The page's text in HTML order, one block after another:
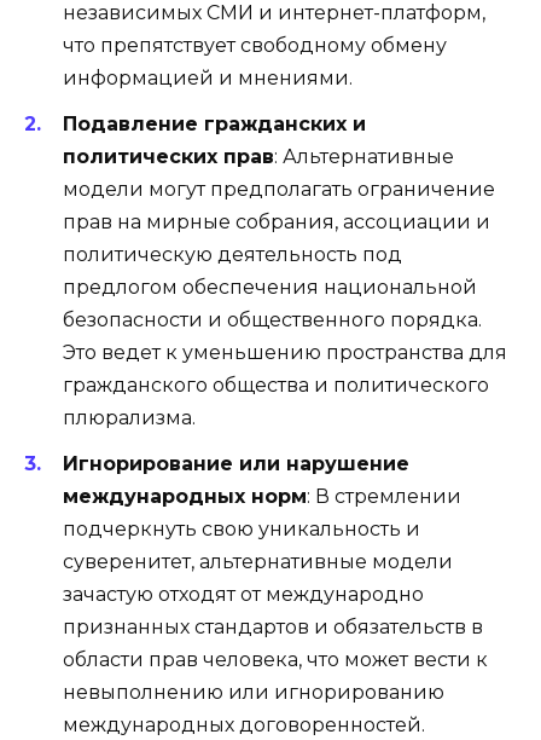
независимых СМИ и интернет-платформ,
что препятствует свободному обмену
информацией и мнениями.
Подавление гражданских и
политических прав: Альтернативные
модели могут предполагать ограничение
прав на мирные собрания, ассоциации и
политическую деятельность под
предлогом обеспечения национальной
безопасности и общественного порядка.
Это ведет к уменьшению пространства для
гражданского общества и политического
плюрализма.
Игнорирование или нарушение
международных норм: В стремлении
подчеркнуть свою уникальность и
суверенитет, альтернативные модели
зачастую отходят от международно
признанных стандартов и обязательств в
области прав человека, что может вести к
невыполнению или игнорированию
международных договоренностей.